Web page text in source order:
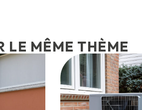
LE MÊME THÈME